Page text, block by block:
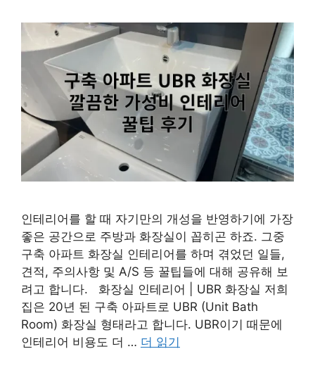
인테리어를 할 때 자기만의 개성을 반영하기에 가장
좋은 공간으로 주방과 화장실이 꼽히곤 하죠. 그중
구축 아파트 화장실 인테리어를 하며 겪었던 일들,
견적, 주의사항 및 A/S 등 꿀팁들에 대해 공유해 보
려고 합니다. 화장실 인테리어 | UBR 화장실 저희
집은 20년 된 구축 아파트로 UBR (Unit Bath
Room) 화장실 형태라고 합니다. UBR이기 때문에
인테리어 비용도 더 … 더 읽기